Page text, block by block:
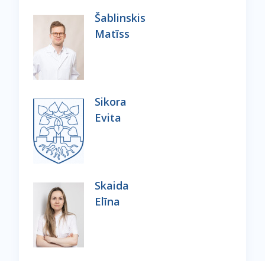
Šablinskis
Matīss
Sikora
Evita
Skaida
Elīna